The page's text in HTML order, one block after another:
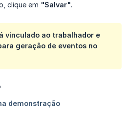
clique em "Salvar".
vinculado ao trabalhador e
geração de eventos no